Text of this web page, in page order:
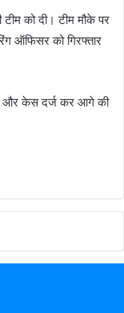
को दी। टीम मौके पर
ऑफिसर को गिरफ्तार
और केस दर्ज कर आगे की